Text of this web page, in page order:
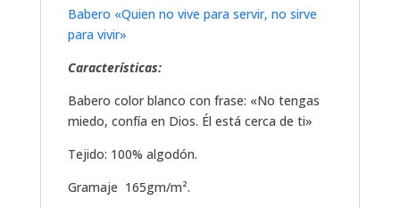
Babero «Quien no vive para servir, no sirve
para vivir»
Características:
Babero color blanco con frase: «No tengas
miedo, confía en Dios. Él está cerca de ti»
Tejido: 100% algodón.
Gramaje 165gm/m².